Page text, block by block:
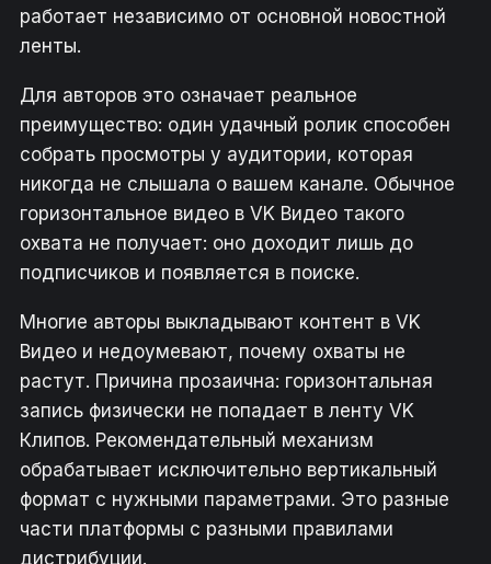
работает независимо от основной новостной
ленты.
Для авторов это означает реальное
преимущество: один удачный ролик способен
собрать просмотры у аудитории, которая
никогда не слышала о вашем канале. Обычное
горизонтальное видео в VK Видео такого
охвата не получает: оно доходит лишь до
подписчиков и появляется в поиске.
Многие авторы выкладывают контент в VK
Видео и недоумевают, почему охваты не
растут. Причина прозаична: горизонтальная
запись физически не попадает в ленту VK
Клипов. Рекомендательный механизм
обрабатывает исключительно вертикальный
формат с нужными параметрами. Это разные
части платформы с разными правилами
дистрибуции.